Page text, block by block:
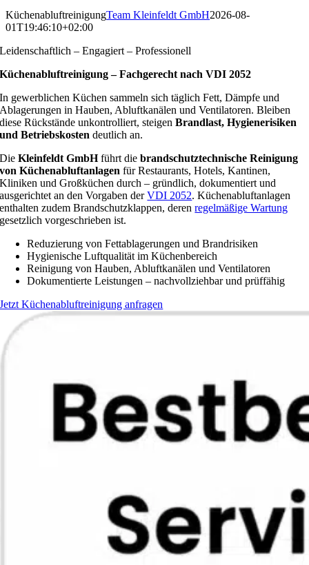
KüchenabluftreinigungTeam Kleinfeldt GmbH2026-08-
01T19:46:10+02:00
Leidenschaftlich – Engagiert – Professionell
Küchenabluftreinigung – Fachgerecht nach VDI 2052
In gewerblichen Küchen sammeln sich täglich Fett, Dämpfe und
Ablagerungen in Hauben, Abluftkanälen und Ventilatoren. Bleiben
diese Rückstände unkontrolliert, steigenBrandlast, Hygienerisiken
und Betriebskosten deutlich an.
DieKleinfeldt GmbHführt diebrandschutztechnische Reinigung
von Küchenabluftanlagen für Restaurants, Hotels, Kantinen,
Kliniken und Großküchen durch – gründlich, dokumentiert und
ausgerichtet an den Vorgaben derVDI 2052. Küchenabluftanlagen
enthalten zudem Brandschutzklappen, derenregelmäßige Wartung
gesetzlich vorgeschrieben ist.
Reduzierung von Fettablagerungen und Brandrisiken
Hygienische Luftqualität im Küchenbereich
Reinigung von Hauben, Abluftkanälen und Ventilatoren
Dokumentierte Leistungen – nachvollziehbar und prüffähig
Jetzt Küchenabluftreinigung anfragen